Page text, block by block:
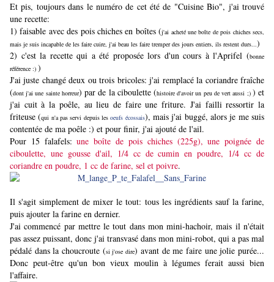
Et pis, toujours dans le numéro de cet été de "Cuisine Bio", j'ai trouvé
une recette:
1) faisable avec des pois chiches en boîtes (j'ai acheté une boîte de pois chiches secs,
mais je suis incapable de les faire cuire, j'ai beau les faire tremper des jours entiers, ils restent durs...)
2) c'est la recette qui a été proposée lors d'un cours à l'Aprifel (bonne
référence :) )
J'ai juste changé deux ou trois bricoles: j'ai remplacé la coriandre fraîche
(dont j'ai une sainte horreur) par de la ciboulette (histoire d'avoir un peu de vert aussi ;) ) et
j'ai cuit à la poêle, au lieu de faire une friture. J'ai failli ressortir la
friteuse (qui n'a pas servi depuis lesoeufs écossais), mais j'ai buggé, alors je me suis
contentée de ma poêle :) et pour finir, j'ai ajouté de l'ail.
Pour 15 falafels:une boîte de pois chiches (225g), une poignée de
ciboulette, une gousse d'ail, 1/4 cc de cumin en poudre, 1/4 cc de
coriandre en poudre, 1 cc de farine, sel et poivre.
Il s'agit simplement de mixer le tout: tous les ingrédients sauf la farine,
puis ajouter la farine en dernier.
J'ai commencé par mettre le tout dans mon mini-hachoir, mais il n'était
pas assez puissant, donc j'ai transvasé dans mon mini-robot, qui a pas mal
pédalé dans la choucroute (si j'ose dire) avant de me faire une jolie purée...
Donc peut-être qu'un bon vieux moulin à légumes ferait aussi bien
l'affaire.